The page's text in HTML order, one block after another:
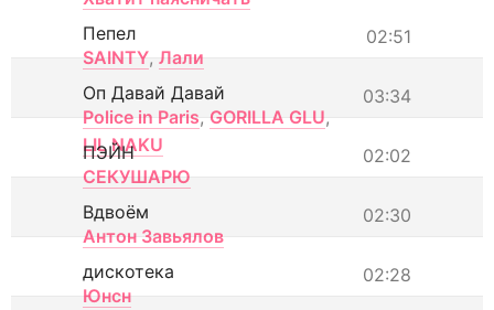
02:51
Пепел
SAINTY, Лали
03:34
Оп Давай Давай
Police in Paris, GORILLA GLU,
LIL NAKU
02:02
ПЭЙН
СЕКУШАРЮ
02:30
Вдвоём
Антон Завьялов
02:28
дискотека
Юнсн